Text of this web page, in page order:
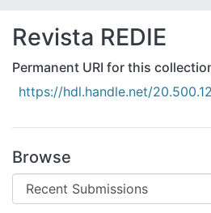
Statistics
Revista REDIE
Permanent URI for this
https://hdl.handle.net/
Browse